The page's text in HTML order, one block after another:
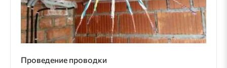
Проведение проводки